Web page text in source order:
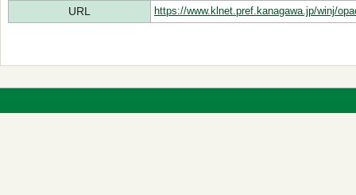
URL
https://www.klnet.pref.kanagawa.jp/winj/